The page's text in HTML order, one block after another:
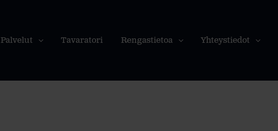
Palvelut Tavaratori Rengastietoa Yhteystiedot